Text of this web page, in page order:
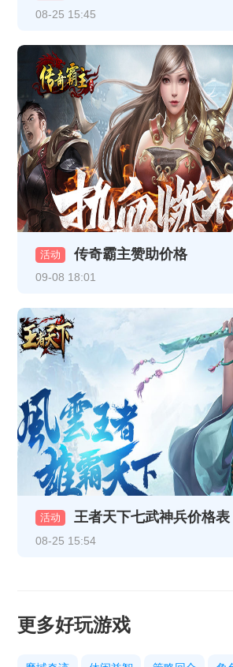
《至尊传说》线下累充返利活动
《至尊传说》VIP介绍
《龙破九天》12月16日10:00-
《热血战纪》12月8日合服公告
《龙破九天》线下返利
《乱世诸侯》11月18日合服公告
《热血战纪》11月17日+11月
《乱世诸侯》精彩开服活动
《乱世诸侯》精彩开服活动
《天地诸神》10月20日13:00停
《热血战纪》10月17日合服公
《热血战纪》10月14日合服公告
《热血战纪》10月9日合服公告
《热血战纪》10月3日合服公告
08-25 15:45
活动 传奇霸主赞助价格
09-08 18:01
活动 王者天下七武神兵价格表
08-25 15:54
更多好玩游戏